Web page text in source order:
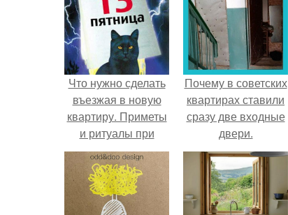
Что нужно сделать
въезжая в новую
квартиру. Приметы
и ритуалы при
новоселье
Почему в советских
квартирах ставили
сразу две входные
двери.